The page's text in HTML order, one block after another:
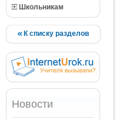
Школьникам
К списку разделов
Новости